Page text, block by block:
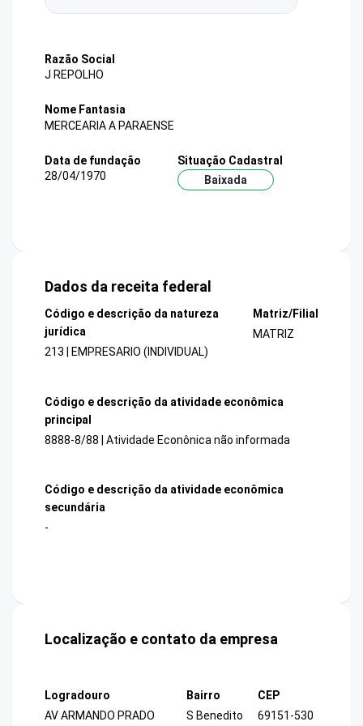
Razão Social
J REPOLHO
Nome Fantasia
MERCEARIA A PARAENSE
Data de fundação
28/04/1970
Situação Cadastral
Baixada
Dados da receita federal
Código e descrição da natureza
jurídica
213 | EMPRESARIO (INDIVIDUAL)
Matriz/Filial
MATRIZ
Código e descrição da atividade econômica
principal
8888-8/88 | Atividade Econônica não informada
Código e descrição da atividade econômica
secundária
-
Localização e contato da empresa
Logradouro
AV ARMANDO PRADO
Bairro
S Benedito
CEP
69151-530